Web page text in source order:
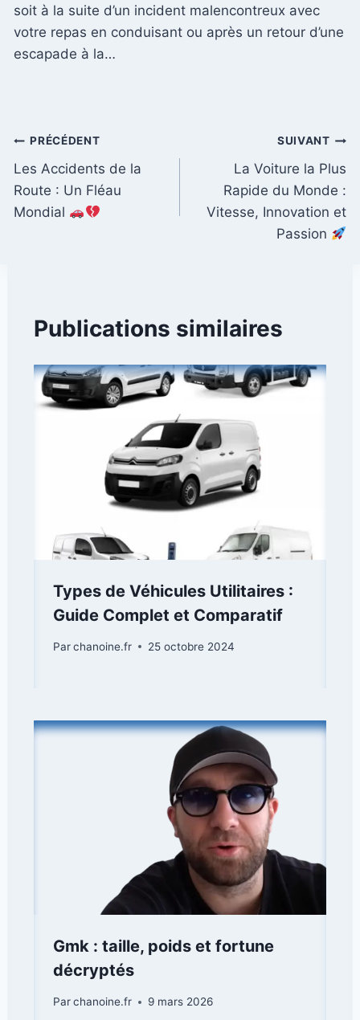
soit à la suite d’un incident malencontreux avec
votre repas en conduisant ou après un retour d’une
escapade à la…
Navigation
de
l’article
PRÉCÉDENT
Les Accidents de la
Route : Un Fléau
Mondial
SUIVANT
La Voiture la Plus
Rapide du Monde :
Vitesse, Innovation et
Passion
Publications similaires
Types de Véhicules Utilitaires :
Guide Complet et Comparatif
Parchanoine.fr 25 octobre 2024
Gmk : taille, poids et fortune
décryptés
Parchanoine.fr 9 mars 2026